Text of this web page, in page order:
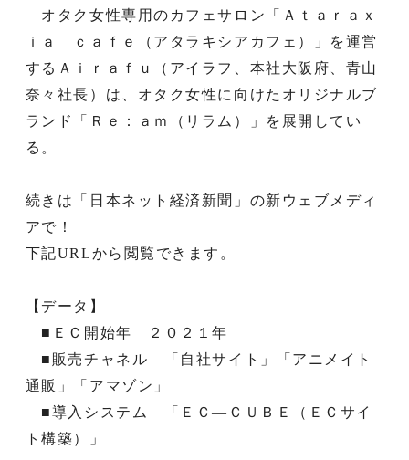
オタク女性専用のカフェサロン「Ａｔａｒａｘ
ｉａ ｃａｆｅ（アタラキシアカフェ）」を運営
するＡｉｒａｆｕ（アイラフ、本社大阪府、青山
奈々社長）は、オタク女性に向けたオリジナルブ
ランド「Ｒｅ：ａｍ（リラム）」を展開してい
る。
続きは「日本ネット経済新聞」の新ウェブメディ
アで！
下記URLから閲覧できます。
【データ】
■ＥＣ開始年 ２０２１年
■販売チャネル 「自社サイト」「アニメイト
通販」「アマゾン」
■導入システム 「ＥＣ―ＣＵＢＥ（ＥＣサイ
ト構築）」